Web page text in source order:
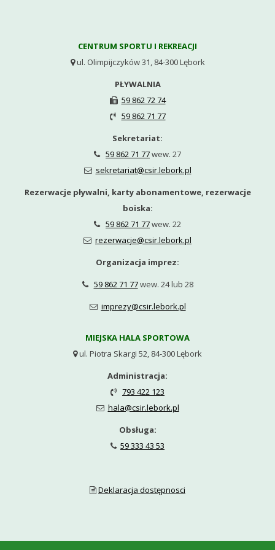
CENTRUM SPORTU I REKREACJI
ul. Olimpijczyków 31, 84-300 Lębork
PŁYWALNIA
 59 862 72 74

59 862 71 77
Sekretariat:
 59 862 71 77wew. 27
 sekretariat@csir.lebork.pl
Rezerwacje pływalni, karty abonamentowe, rezerwacje
boiska:
 59 862 71 77wew. 22
 rezerwacje@csir.lebork.pl
Organizacja imprez:
 59 862 71 77wew. 24 lub 28
 imprezy@csir.lebork.pl
MIEJSKA HALA SPORTOWA
ul. Piotra Skargi 52, 84-300 Lębork
Administracja:
 793 422 123
 hala@csir.lebork.pl
Obsługa:
 59 333 43 53
 Deklaracja dostępnosci